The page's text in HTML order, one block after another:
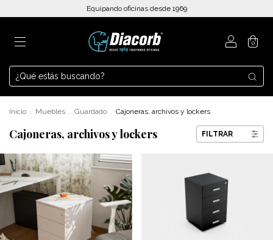
Equipando oficinas desde 1969
0
Inicio . Muebles . Guardado . Cajoneras, archivos y lockers
Cajoneras, archivos y lockers FILTRAR